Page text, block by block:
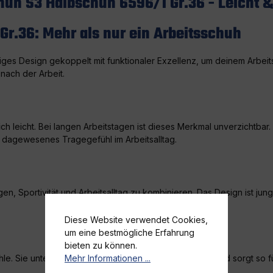
Mehr als nur ein Arbeitsschuh
Design gekoppelt mit funktionaler Exzellenz, um deinem
der Arbeit.
leicht. Bei langen Arbeitstagen ist dieses Merkmal unverzichtbar.
Tragegefühl im Arbeitsalltag.
Sportivität und Arbeitsalltag zu kombinieren. Das Design ist
Sie unterstützt den natürlichen Bewegungsablauf und sorgt
Diese Website verwendet Cookies,
um eine bestmögliche Erfahrung
bieten zu können.
Mehr Informationen ...